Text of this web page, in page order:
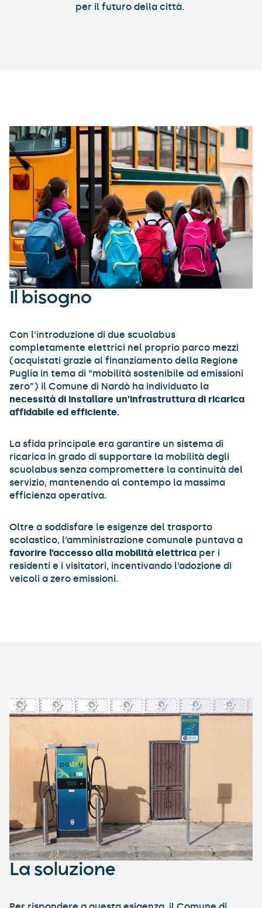
per il futuro della città.
Il bisogno
Con l’introduzione di due scuolabus
completamente elettrici nel proprio parco mezzi
(acquistati grazie al finanziamento della Regione
Puglia in tema di “mobilità sostenibile ad emissioni
zero”) il Comune di Nardò ha individuato la
necessità di installare un’infrastruttura di ricarica
affidabile ed efficiente.
La sfida principale era garantire un sistema di
ricarica in grado di supportare la mobilità degli
scuolabus senza compromettere la continuità del
servizio, mantenendo al contempo la massima
efficienza operativa.
Oltre a soddisfare le esigenze del trasporto
scolastico, l’amministrazione comunale puntava a
favorire l’accesso alla mobilità elettrica per i
residenti e i visitatori, incentivando l’adozione di
veicoli a zero emissioni.
La soluzione